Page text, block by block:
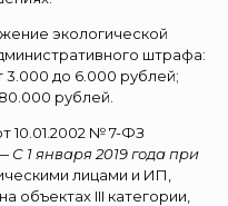
экологической
штрафа:
до 6.000 рублей;
рублей.
10.01.2002 № 7-ФЗ
С 1 января 2019 года при
лицами и ИП,
объектах III категории,